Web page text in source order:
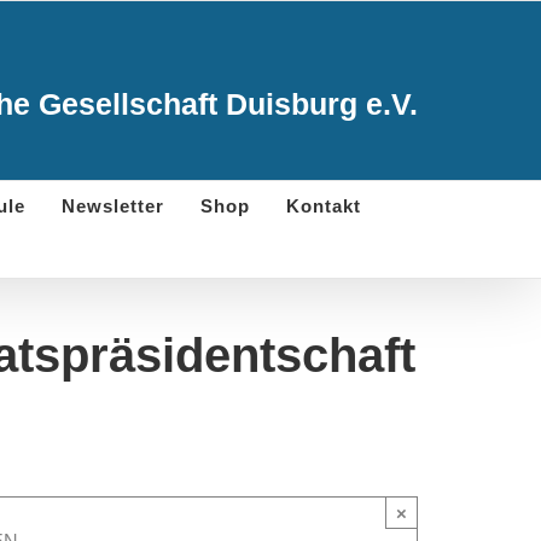
Gesellschaft Duisburg e.V.
Newsletter Shop Kontakt
×